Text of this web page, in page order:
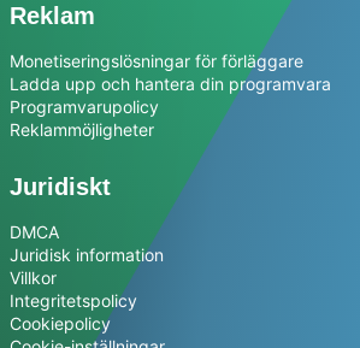
Reklam
Monetiseringslösningar för förläggare
Ladda upp och hantera din programvara
Programvarupolicy
Reklammöjligheter
Juridiskt
DMCA
Juridisk information
Villkor
Integritetspolicy
Cookiepolicy